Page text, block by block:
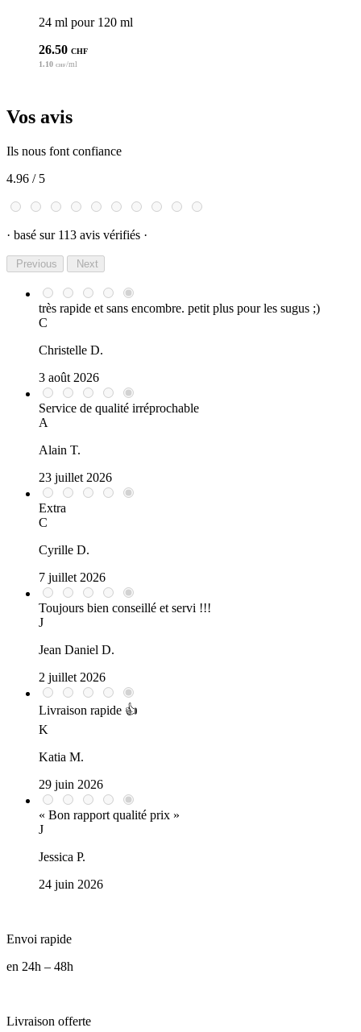
24 ml pour 120 ml
26.50 CHF
1.10 CHF/ml
Vos avis
Ils nous font confiance
4.96 / 5
· basé sur 113 avis vérifiés ·
Previous Next
très rapide et sans encombre. petit plus pour les sugus ;)
C
Christelle D.
3 août 2026
Service de qualité irréprochable
A
Alain T.
23 juillet 2026
Extra
C
Cyrille D.
7 juillet 2026
Toujours bien conseillé et servi !!!
J
Jean Daniel D.
2 juillet 2026
Livraison rapide 👍
K
Katia M.
29 juin 2026
« Bon rapport qualité prix »
J
Jessica P.
24 juin 2026
Envoi rapide
en 24h – 48h
Livraison offerte